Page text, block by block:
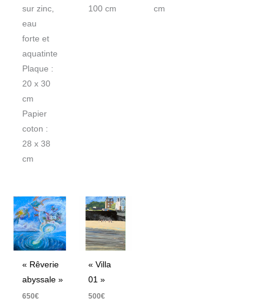
sur zinc,
eau
forte et
aquatinte
Plaque :
20 x 30
cm
Papier
coton :
28 x 38
cm
100 cm
cm
« Rêverie
abyssale »
650€
« Villa
01 »
500€